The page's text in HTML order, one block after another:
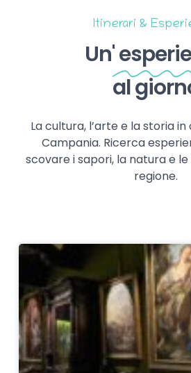
Itinerari &
Un'
al
La cultura, l’arte e la storia
Campania. Ricerca
scovare i sapori, la natura e
regione.